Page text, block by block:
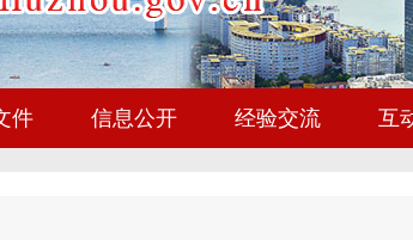
件 信息公开 经验交流 互